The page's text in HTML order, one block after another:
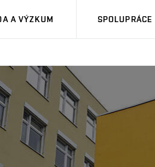
A VÝZKUM SPOLUPRÁCE